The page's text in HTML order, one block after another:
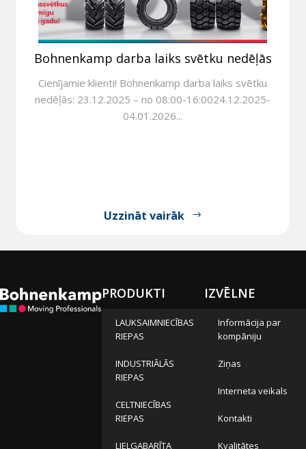
Bohnenkamp darba laiks svētku nedēļās
Cienījamie klienti! Bohnenkamp darba laiks svētku
nedēļās: 23.12.2025 – no 08:00-16:0024.12.2025-
04.01.2026...
Uzzināt vairāk
PRODUKTI
LAUKSAIMNIECĪBAS
RIEPAS
INDUSTRIĀLĀS
RIEPAS
CELTNIECĪBAS
RIEPAS
LIELGABARĪTA
IZVĒLNE
Informācija par
kompāniju
Ziņas
Interneta veikals
Kontakti
Kvalitātes